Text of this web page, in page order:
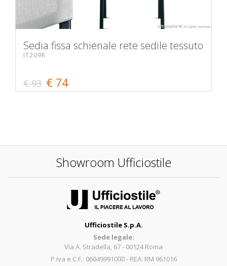
Sedia fissa schienale rete sedile tessuto
IT209R
€ 93 € 74
Showroom Ufficiostile
Ufficiostile S.p.A.
Sede legale:
Via A. Stradella, 67 - 00124 Roma
P.iva e C.F.: 06049991000 - REA: RM 961016